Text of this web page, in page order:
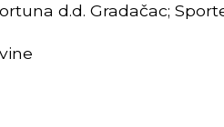
d.d. Gradačac;